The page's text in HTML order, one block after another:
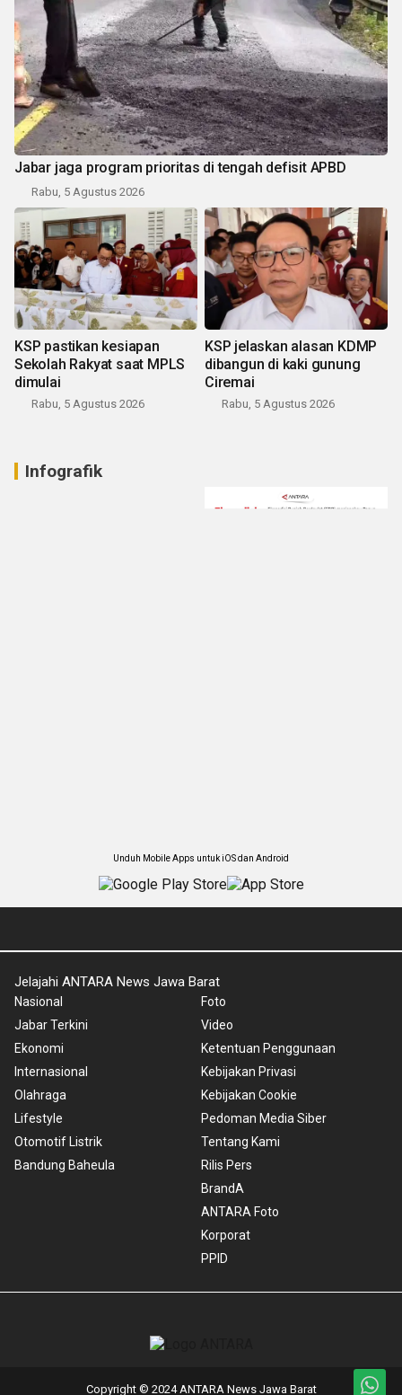
Jabar jaga program prioritas di tengah defisit APBD
Rabu, 5 Agustus 2026
KSP pastikan kesiapan
Sekolah Rakyat saat MPLS
dimulai
Rabu, 5 Agustus 2026
KSP jelaskan alasan KDMP
dibangun di kaki gunung
Ciremai
Rabu, 5 Agustus 2026
Infografik
Unduh Mobile Apps untuk iOS dan Android
Jelajahi ANTARA News Jawa Barat
Nasional
Jabar Terkini
Ekonomi
Internasional
Olahraga
Lifestyle
Otomotif Listrik
Bandung Baheula
Foto
Video
Ketentuan Penggunaan
Kebijakan Privasi
Kebijakan Cookie
Pedoman Media Siber
Tentang Kami
Rilis Pers
BrandA
ANTARA Foto
Korporat
PPID
Copyright © 2024 ANTARA News Jawa Barat